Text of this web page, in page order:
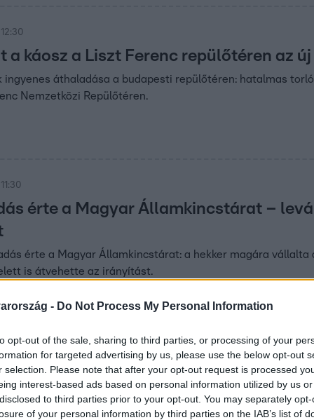
- Do Not Process My Personal Information
opt-out of the sale, sharing to third parties, or processing of your
for targeted advertising by us, please use the below opt-out
selection. Please note that after your opt-out request is processed
interest-based ads based on personal information utilized by us
to third parties prior to your opt-out. You may separately
of your personal information by third parties on the IAB’s list of
a káosz a Liszt Ferenc repülőtéren az
ingyenes áthaladása a budapesti repülőtéren: hatalmas
Nemzetközi Repülőtéren.
érte a Magyar Államkincstárat –
érte a Magyar Államkincstárat: a hekker magára
is átvehette az irányítást.
az országon – így alakul a
sújtja az országot: Újpesten 39,6 fokos melegrekord
a megváltó hidegfront.